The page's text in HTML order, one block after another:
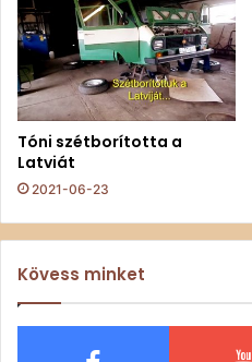
Tóni szétborította a
Latviát
2021-06-23
Kövess minket